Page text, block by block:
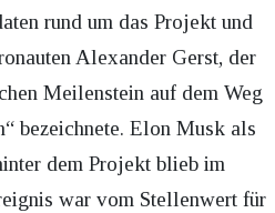
rund um das Projekt und
Alexander Gerst, der
Meilenstein auf dem Weg
bezeichnete. Elon Musk als
dem Projekt blieb im
war vom Stellenwert für